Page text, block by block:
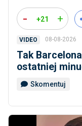
- +21 +
VIDEO 08-08-2026
Tak
ostatniej
Skomentuj